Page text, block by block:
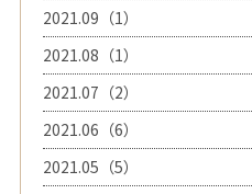
2021.09（1）
2021.08（1）
2021.07（2）
2021.06（6）
2021.05（5）